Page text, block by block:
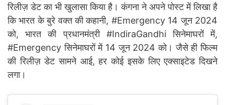
रिलीज़ डेट का भी खुलासा किया है। कंगना ने अपने पोस्ट में लिखा है
कि भारत के बुरे वक्त की कहानी, #Emergency 14 जून 2024
को, भारत की प्रधानमंत्री #IndiraGandhi सिनेमाघरों में,
#Emergency सिनेमाघरों में 14 जून 2024 को। जैसे ही फिल्म
की रिलीज़ डेट सामने आई, हर कोई इसके लिए एक्साइटेड दिखने
लगा।